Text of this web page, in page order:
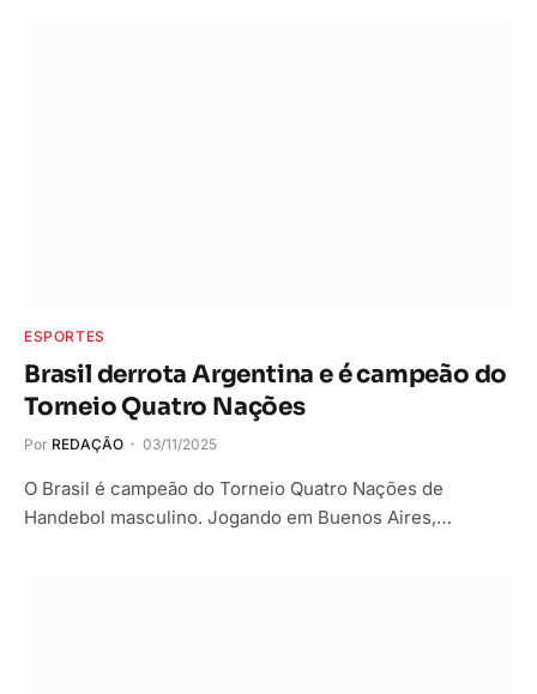
ESPORTES
Brasil derrota Argentina e é campeão do
Torneio Quatro Nações
Por REDAÇÃO 03/11/2025
O Brasil é campeão do Torneio Quatro Nações de
Handebol masculino. Jogando em Buenos Aires,…